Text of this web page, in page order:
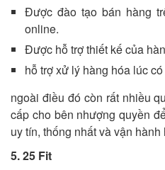
Được đào tạo bán hàng
online.
Được hỗ trợ thiết kế của
hỗ trợ xử lý hàng hóa lúc
ngoài điều đó còn rất nhiều
cấp cho bên nhượng quyền
uy tín, thống nhất và vận hành
5. 25 Fit